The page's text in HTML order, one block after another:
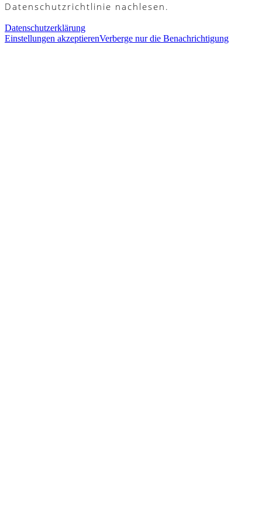
Datenschutzrichtlinie nachlesen.
Datenschutzerklärung
Einstellungen akzeptierenVerberge nur die Benachrichtigung